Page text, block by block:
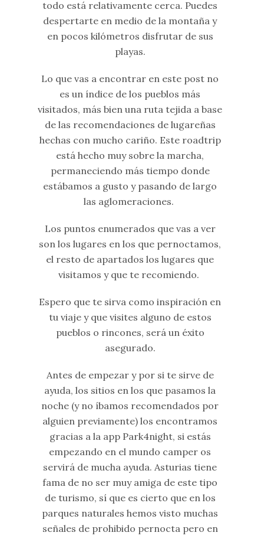
todo está relativamente cerca. Puedes
despertarte en medio de la montaña y
en pocos kilómetros disfrutar de sus
playas.
Lo que vas a encontrar en este post no
es un índice de los pueblos más
visitados, más bien una ruta tejida a base
de las recomendaciones de lugareñas
hechas con mucho cariño. Este roadtrip
está hecho muy sobre la marcha,
permaneciendo más tiempo donde
estábamos a gusto y pasando de largo
las aglomeraciones.
Los puntos enumerados que vas a ver
son los lugares en los que pernoctamos,
el resto de apartados los lugares que
visitamos y que te recomiendo.
Espero que te sirva como inspiración en
tu viaje y que visites alguno de estos
pueblos o rincones, será un éxito
asegurado.
Antes de empezar y por si te sirve de
ayuda, los sitios en los que pasamos la
noche (y no íbamos recomendados por
alguien previamente) los encontramos
gracias a la app Park4night, si estás
empezando en el mundo camper os
servirá de mucha ayuda. Asturias tiene
fama de no ser muy amiga de este tipo
de turismo, sí que es cierto que en los
parques naturales hemos visto muchas
señales de prohibido pernocta pero en